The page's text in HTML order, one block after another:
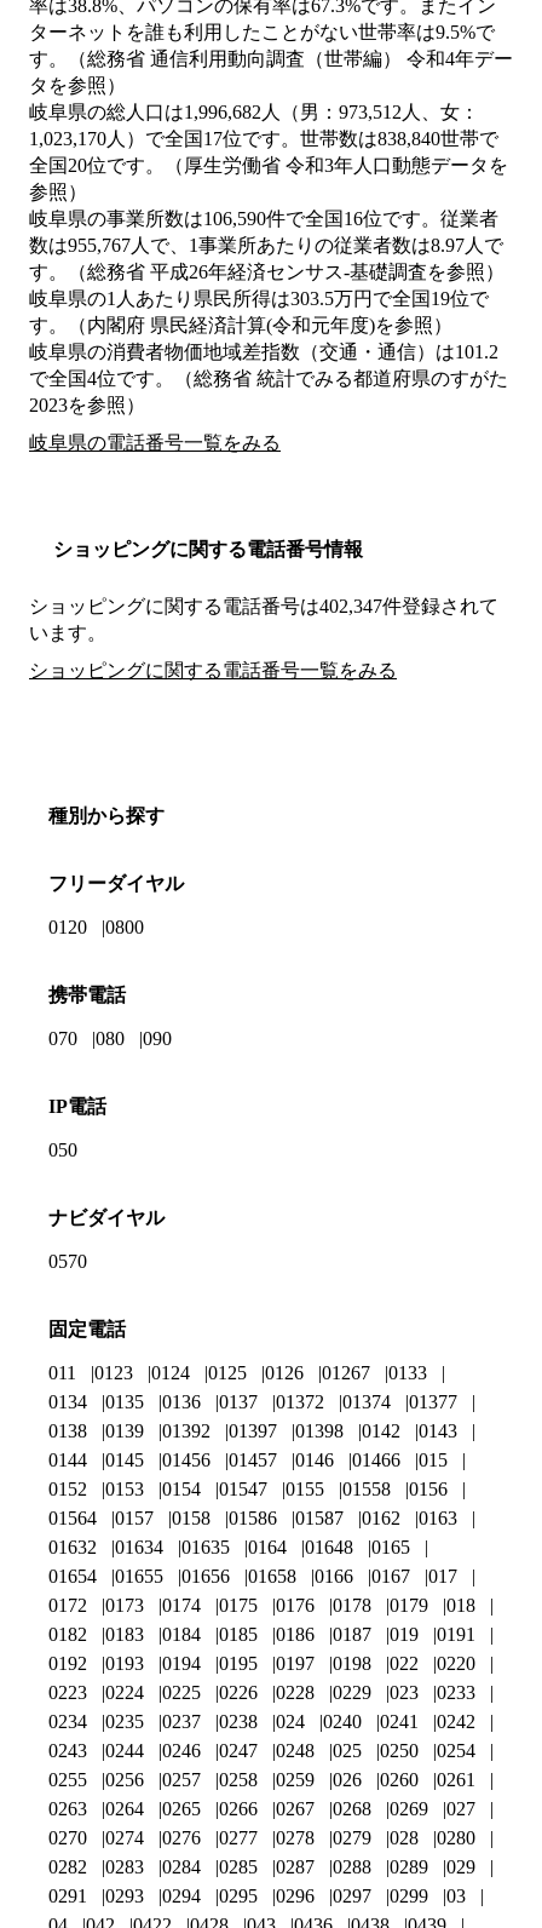
率は38.8%、パソコンの保有率は67.3%です。またイン
ターネットを誰も利用したことがない世帯率は9.5%で
す。（総務省 通信利用動向調査（世帯編） 令和4年デー
タを参照）
岐阜県の総人口は1,996,682人（男：973,512人、女：
1,023,170人）で全国17位です。世帯数は838,840世帯で
全国20位です。（厚生労働省 令和3年人口動態データを
参照）
岐阜県の事業所数は106,590件で全国16位です。従業者
数は955,767人で、1事業所あたりの従業者数は8.97人で
す。（総務省 平成26年経済センサス‐基礎調査を参照）
岐阜県の1人あたり県民所得は303.5万円で全国19位で
す。（内閣府 県民経済計算(令和元年度)を参照）
岐阜県の消費者物価地域差指数（交通・通信）は101.2
で全国4位です。（総務省 統計でみる都道府県のすがた
2023を参照）
岐阜県の電話番号一覧をみる
ショッピングに関する電話番号情報
ショッピングに関する電話番号は402,347件登録されて
います。
ショッピングに関する電話番号一覧をみる
種別から探す
フリーダイヤル
0120 0800
携帯電話
070 080 090
IP電話
050
ナビダイヤル
0570
固定電話
011 0123 0124 0125 0126 01267
0133
0134
0135 0136 0137 01372 01374
01377
0138
0139 01392 01397 01398 0142
0143
0144
0145 01456 01457 0146 01466
015
0152
0153 0154 01547 0155 01558
0156
01564
0157 0158 01586 01587 0162
0163
01632
01634 01635 0164 01648
0165
01654
01655 01656 01658 0166 0167
017
0172
0173 0174 0175 0176 0178 0179
018
0182
0183 0184 0185 0186 0187 019
0191
0192
0193 0194 0195 0197 0198 022
0220
0223
0224 0225 0226 0228 0229 023
0233
0234
0235 0237 0238 024 0240 0241
0242
0243
0244 0246 0247 0248 025 0250
0254
0255
0256 0257 0258 0259 026 0260
0261
0263
0264 0265 0266 0267 0268 0269
027
0270
0274 0276 0277 0278 0279 028
0280
0282
0283 0284 0285 0287 0288 0289
029
0291
0293 0294 0295 0296 0297 0299
03